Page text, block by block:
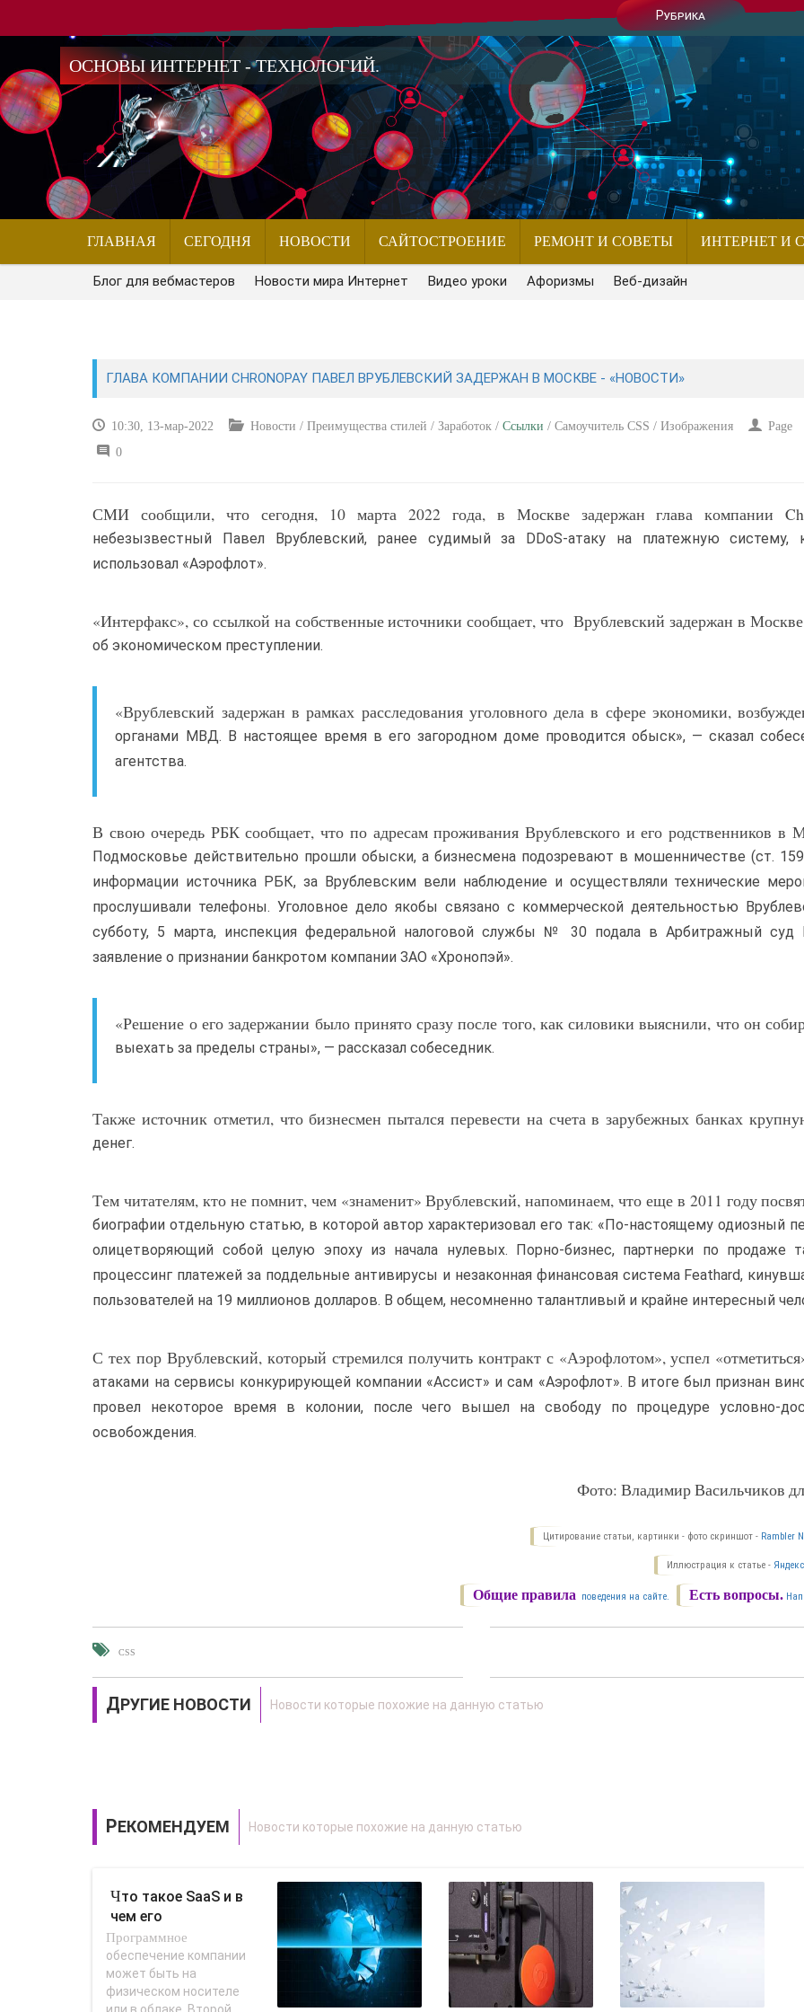
Рубрика
ОСНОВЫ ИНТЕРНЕТ - ТЕХНОЛОГИЙ.
ГЛАВНАЯ СЕГОДНЯ НОВОСТИ САЙТОСТРОЕНИЕ РЕМОНТ И СОВЕТЫ ИНТЕРНЕТ И
Блог для вебмастеров Новости мира Интернет Видео уроки Афоризмы Веб-дизайн
ГЛАВА КОМПАНИИ CHRONOPAY ПАВЕЛ ВРУБЛЕВСКИЙ ЗАДЕРЖАН В МОСКВЕ - «НОВОСТИ»
10:30, 13-мар-2022 Новости / Преимущества стилей / Заработок /Ссылки / Самоучитель CSS / Изображения
Page
0
СМИ сообщили, что сегодня, 10 марта 2022 года, в Москве задержан глава компании
небезызвестный Павел Врублевский, ранее судимый за DDoS-атаку на платежную систему,
использовал «Аэрофлот».
«Интерфакс», со ссылкой на собственные источники сообщает, что Врублевский задержан в
об экономическом преступлении.
«Врублевский задержан в рамках расследования уголовного дела в сфере экономики,
органами МВД. В настоящее время в его загородном доме проводится обыск», — сказал
агентства.
В свою очередь РБК сообщает, что по адресам проживания Врублевского и его родственников в
Подмосковье действительно прошли обыски, а бизнесмена подозревают в мошенничестве (ст.
информации источника РБК, за Врублевским вели наблюдение и осуществляли технические
прослушивали телефоны. Уголовное дело якобы связано с коммерческой деятельностью
субботу, 5 марта, инспекция федеральной налоговой службы № 30 подала в Арбитражный
заявление о признании банкротом компании ЗАО «Хронопэй».
«Решение о его задержании было принято сразу после того, как силовики выяснили, что он
выехать за пределы страны», — рассказал собеседник.
Также источник отметил, что бизнесмен пытался перевести на счета в зарубежных банках
денег.
Тем читателям, кто не помнит, чем «знаменит» Врублевский, напоминаем, что еще в 2011 году
биографии отдельную статью, в которой автор характеризовал его так: «По-настоящему одиозный
олицетворяющий собой целую эпоху из начала нулевых. Порно-бизнес, партнерки по продаже
процессинг платежей за поддельные антивирусы и незаконная финансовая система Feathard,
пользователей на 19 миллионов долларов. В общем, несомненно талантливый и крайне интересный
С тех пор Врублевский, который стремился получить контракт с «Аэрофлотом», успел
атаками на сервисы конкурирующей компании «Ассист» и сам «Аэрофлот». В итоге был признан
провел некоторое время в колонии, после чего вышел на свободу по процедуре условно-
освобождения.
Фото: Владимир Васильчиков
Цитирование статьи, картинки - фото скриншот - Rambler
Иллюстрация к статье -
Есть вопросы.
Общие правила поведения на сайте.
CSS
ДРУГИЕ НОВОСТИ
РЕКОМЕНДУЕМ
Что такое SaaS и в
чем его
преимущества для
бизнеса -..
Программное
обеспечение компании
может быть на
физическом носителе